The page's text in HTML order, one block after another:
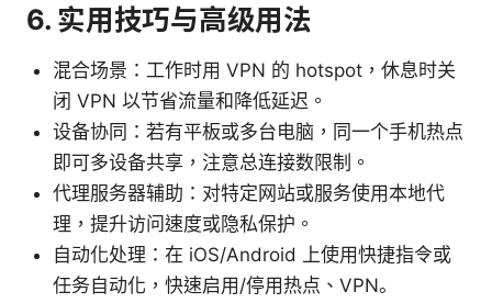
6. 实用技巧与高级用法
混合场景：工作时用 VPN 的 hotspot，休息时关
闭 VPN 以节省流量和降低延迟。
设备协同：若有平板或多台电脑，同一个手机热点
即可多设备共享，注意总连接数限制。
代理服务器辅助：对特定网站或服务使用本地代
理，提升访问速度或隐私保护。
自动化处理：在 iOS/Android 上使用快捷指令或
任务自动化，快速启用/停用热点、VPN。